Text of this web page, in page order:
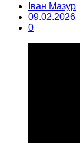
Іван Мазур
09.02.2026
0